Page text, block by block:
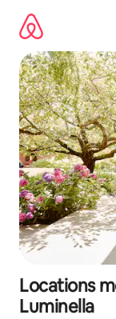
directement
contenu
Locations
Luminella